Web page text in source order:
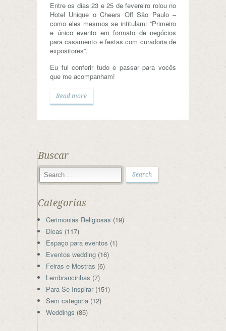
Entre os dias 23 e 25 de fevereiro rolou no
Hotel Unique o Cheers Off São Paulo –
como eles mesmos se intitulam: “Primeiro
e único evento em formato de negócios
para casamento e festas com curadoria de
expositores”.
Eu fui conferir tudo e passar para vocês
que me acompanham!
Read more
Buscar
Categorias
Cerimonias Religiosas (19)
Dicas (117)
Espaço para eventos (1)
Eventos wedding (16)
Feiras e Mostras (6)
Lembrancinhas (7)
Para Se Inspirar(151)
Sem categoria (12)
Weddings (85)